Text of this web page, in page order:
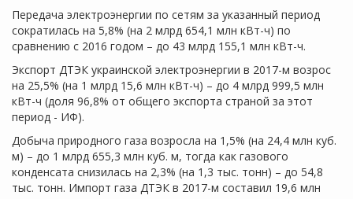
Передача электроэнергии по сетям за указанный период
сократилась на 5,8% (на 2 млрд 654,1 млн кВт-ч) по
сравнению с 2016 годом – до 43 млрд 155,1 млн кВт-ч.
Экспорт ДТЭК украинской электроэнергии в 2017-м возрос
на 25,5% (на 1 млрд 15,6 млн кВт-ч) – до 4 млрд 999,5 млн
кВт-ч (доля 96,8% от общего экспорта страной за этот
период - ИФ).
Добыча природного газа возросла на 1,5% (на 24,4 млн куб.
м) – до 1 млрд 655,3 млн куб. м, тогда как газового
конденсата снизилась на 2,3% (на 1,3 тыс. тонн) – до 54,8
тыс. тонн. Импорт газа ДТЭК в 2017-м составил 19,6 млн